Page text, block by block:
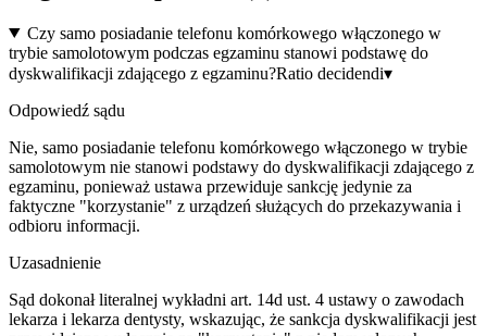
Czy samo posiadanie telefonu komórkowego włączonego w
trybie samolotowym podczas egzaminu stanowi podstawę do
dyskwalifikacji zdającego z egzaminu?Ratio decidendi▾
Odpowiedź sądu
Nie, samo posiadanie telefonu komórkowego włączonego w trybie
samolotowym nie stanowi podstawy do dyskwalifikacji zdającego z
egzaminu, ponieważ ustawa przewiduje sankcję jedynie za
faktyczne "korzystanie" z urządzeń służących do przekazywania i
odbioru informacji.
Uzasadnienie
Sąd dokonał literalnej wykładni art. 14d ust. 4 ustawy o zawodach
lekarza i lekarza dentysty, wskazując, że sankcja dyskwalifikacji jest